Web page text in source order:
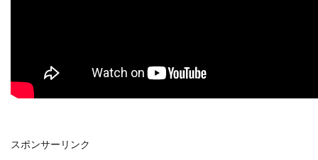
スポンサーリンク